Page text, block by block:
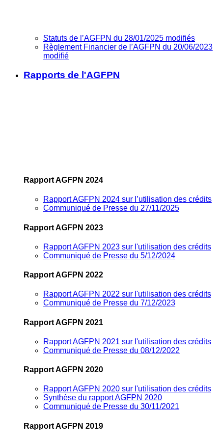
Statuts de l’AGFPN du 28/01/2025 modifiés
Règlement Financier de l’AGFPN du 20/06/2023
modifié
Rapports de l'AGFPN
Rapport AGFPN 2024
Rapport AGFPN 2024 sur l’utilisation des crédits
Communiqué de Presse du 27/11/2025
Rapport AGFPN 2023
Rapport AGFPN 2023 sur l'utilisation des crédits
Communiqué de Presse du 5/12/2024
Rapport AGFPN 2022
Rapport AGFPN 2022 sur l'utilisation des crédits
Communiqué de Presse du 7/12/2023
Rapport AGFPN 2021
Rapport AGFPN 2021 sur l'utilisation des crédits
Communiqué de Presse du 08/12/2022
Rapport AGFPN 2020
Rapport AGFPN 2020 sur l'utilisation des crédits
Synthèse du rapport AGFPN 2020
Communiqué de Presse du 30/11/2021
Rapport AGFPN 2019